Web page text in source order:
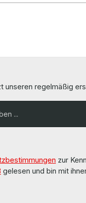
unseren regelmäßig
zur
gelesen und bin mit